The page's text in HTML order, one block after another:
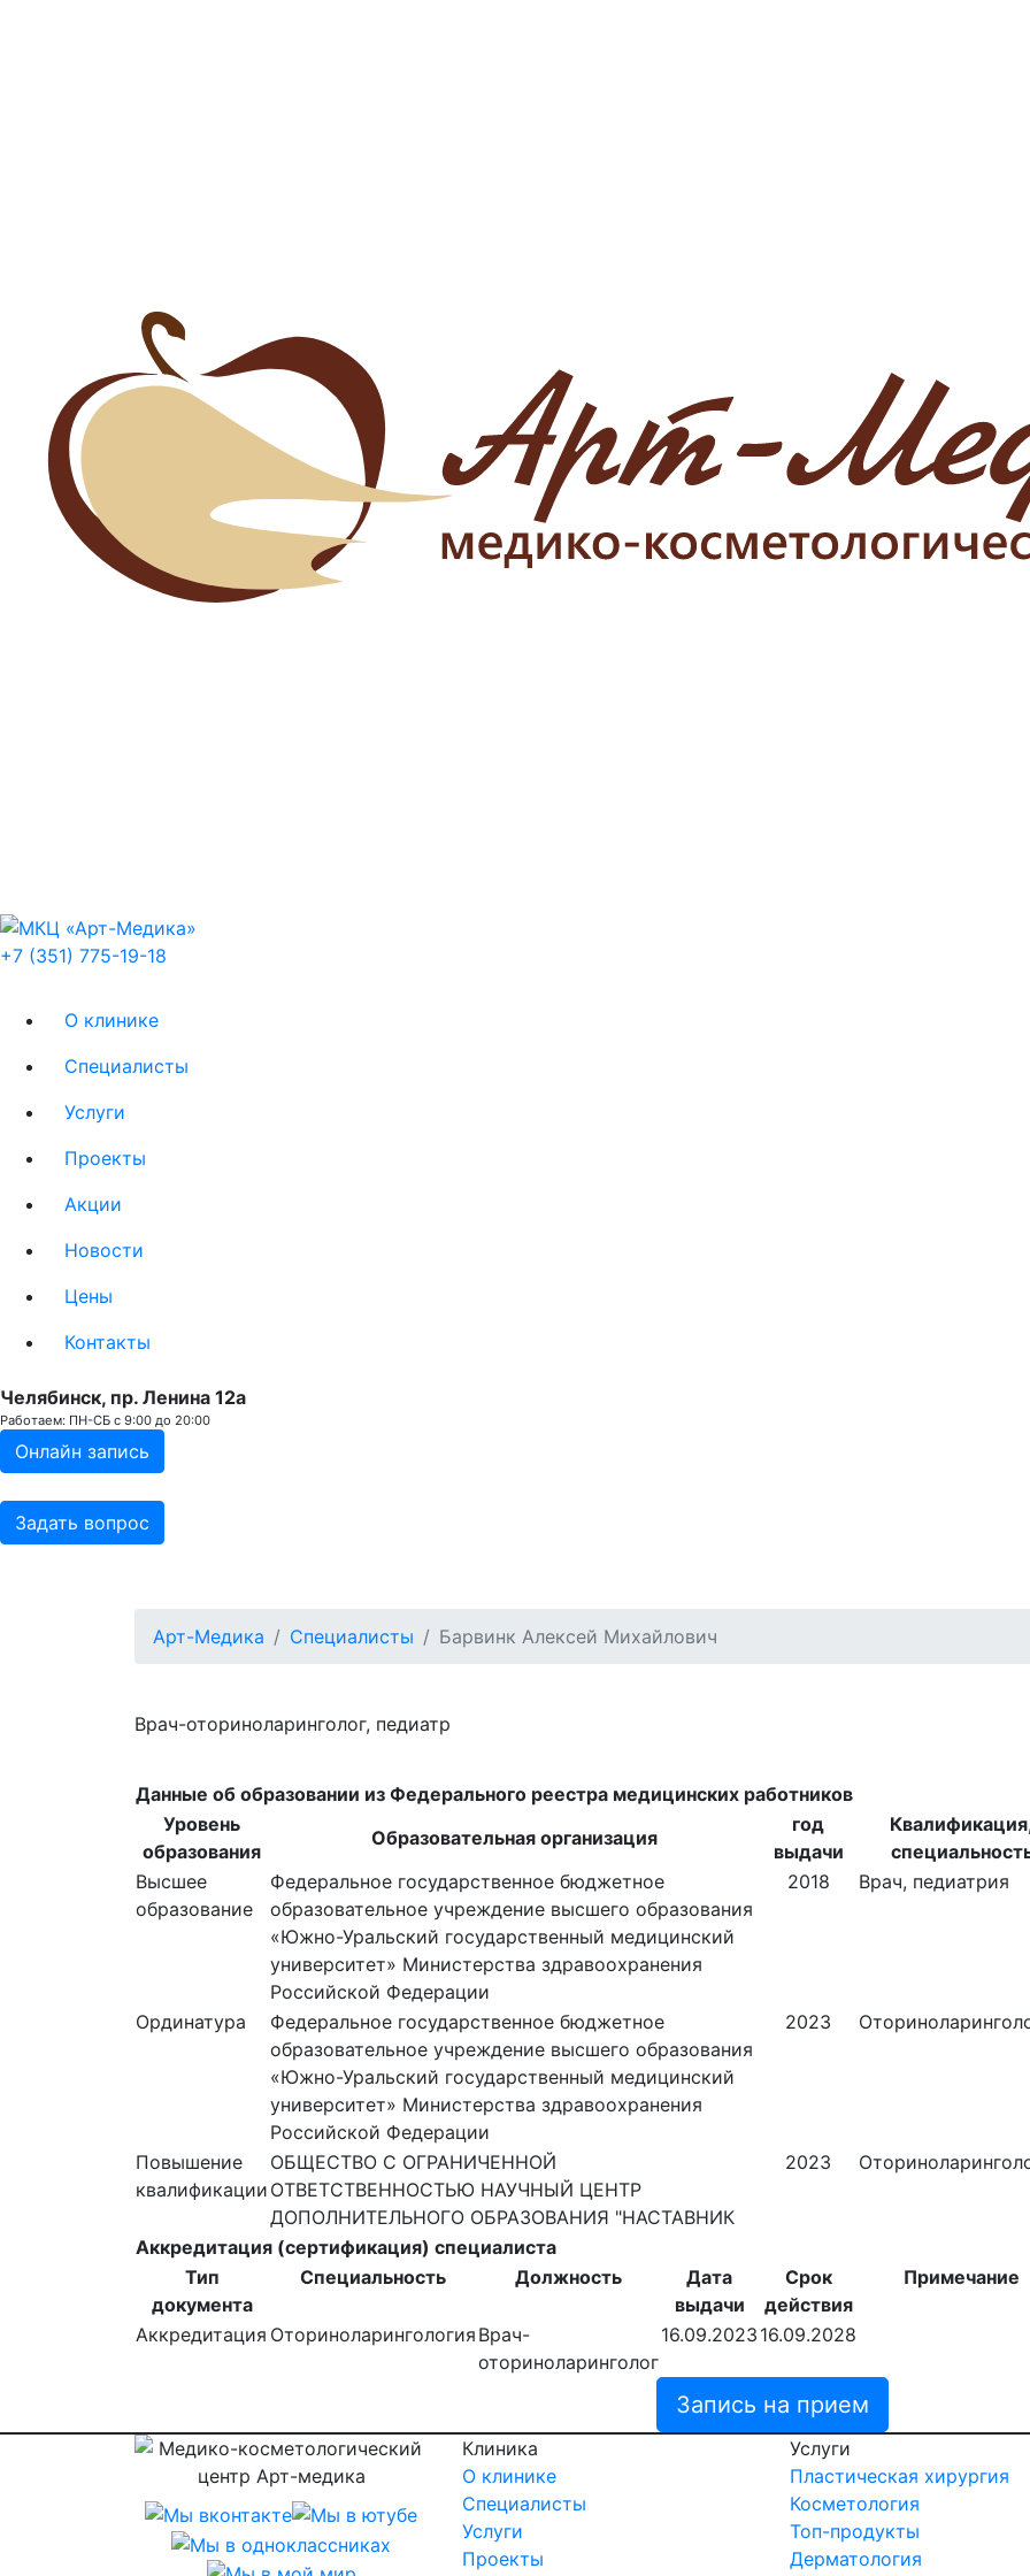
+7 (351) 775-19-18
О клинике
Специалисты
Услуги
Проекты
Акции
Новости
Цены
Контакты
Челябинск, пр. Ленина 12a
Работаем: ПН-СБ с 9:00 до 20:00
Онлайн запись
Задать вопрос
Арт-Медика Специалисты Барвинк Алексей Михайлович
Врач-оториноларинголог, педиатр
Данные об образовании из Федерального реестра медицинских работников
Уровень
образования
Образовательная организация
год
выдачи
Высшее
образование
Федеральное государственное бюджетное
образовательное учреждение высшего образования
«Южно-Уральский государственный медицинский
университет» Министерства здравоохранения
Российской Федерации
2018 Врач, педиатрия
Ординатура
Федеральное государственное бюджетное
образовательное учреждение высшего образования
«Южно-Уральский государственный медицинский
университет» Министерства здравоохранения
Российской Федерации
2023
Повышение
квалификации
ОБЩЕСТВО С ОГРАНИЧЕННОЙ
ОТВЕТСТВЕННОСТЬЮ НАУЧНЫЙ ЦЕНТР
ДОПОЛНИТЕЛЬНОГО ОБРАЗОВАНИЯ "НАСТАВНИК
2023
Аккредитация (сертификация) специалиста
Тип
документа
Специальность Должность
Дата
выдачи
Срок
действия
Примечание
Аккредитация Оториноларингология Врач-
оториноларинголог
16.09.2023 16.09.2028
Запись на прием
Клиника
О клинике
Специалисты
Услуги
Проекты
Услуги
Пластическая хирургия
Косметология
Топ-продукты
Дерматология